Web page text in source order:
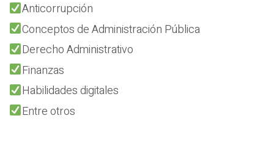
Anticorrupción
Conceptos de Administración Pública
Derecho Administrativo
Finanzas
Habilidades digitales
Entre otros